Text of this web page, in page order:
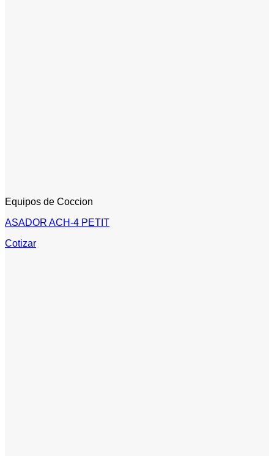
Equipos de Coccion
ASADOR ACH-4 PETIT
Cotizar